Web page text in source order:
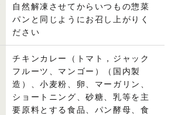
自然解凍させてからいつもの惣菜
パンと同じようにお召し上がりく
ださい
チキンカレー（トマト，ジャック
フルーツ、マンゴー）（国内製
造）、小麦粉、卵、マーガリン、
ショートニング、砂糖、乳等を主
要原料とする食品、パン酵母、食